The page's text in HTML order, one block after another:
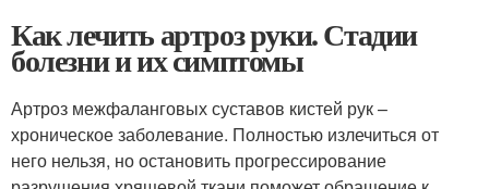
Как лечить артроз руки. Стадии
болезни и их симптомы
Артроз межфаланговых суставов кистей рук –
хроническое заболевание. Полностью излечиться от
него нельзя, но остановить прогрессирование